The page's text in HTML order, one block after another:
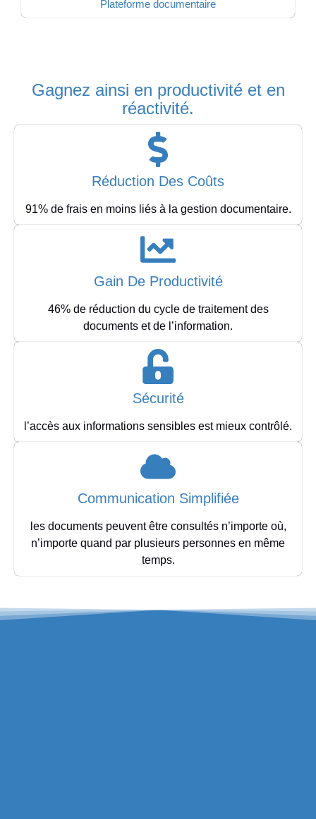
Plateforme documentaire
Gagnez ainsi en productivité et en
réactivité.
Réduction Des Coûts
91% de frais en moins liés à la gestion documentaire.
Gain De Productivité
46% de réduction du cycle de traitement des
documents et de l’information.
Sécurité
l’accès aux informations sensibles est mieux contrôlé.
Communication Simplifiée
les documents peuvent être consultés n’importe où,
n’importe quand par plusieurs personnes en même
temps.